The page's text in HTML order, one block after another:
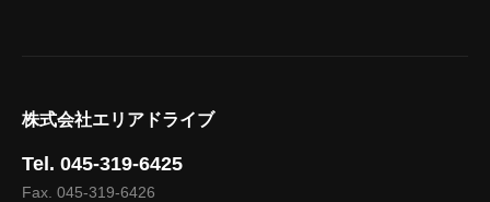
株式会社エリアドライブ
Tel. 045-319-6425
Fax. 045-319-6426